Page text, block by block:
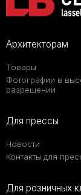
Архитекторам
Товары
Фотографии в
разрешении
Для прессы
Новости
Контакты для
Для розничных